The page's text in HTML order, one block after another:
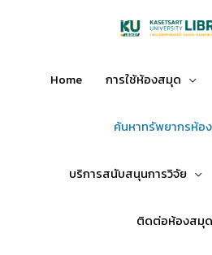
Home
การใช้ห้องสมุด
ค้นหาทรัพยากรห้อ
บริการสนับสนุนการวิจัย
ติดต่อห้องสมุด